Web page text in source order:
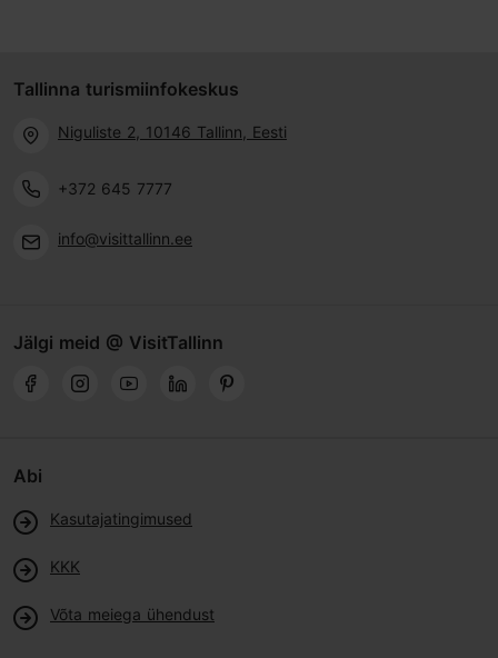
Tallinna turismiinfokeskus
Niguliste 2, 10146 Tallinn, Eesti
+372 645 7777
info@visittallinn.ee
Jälgi meid @ VisitTallinn
Abi
Kasutajatingimused
KKK
Võta meiega ühendust